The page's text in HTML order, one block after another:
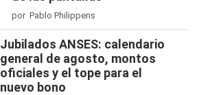
por Pablo Philippens
Jubilados ANSES: calendario
general de agosto, montos
oficiales y el tope para el
nuevo bono